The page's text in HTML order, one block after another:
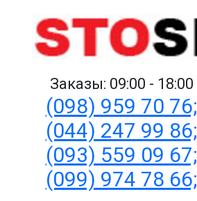
Заказы: 09:00 - 18:00
(098) 959 70 76;
(044) 247 99 86;
(093) 559 09 67;
(099) 974 78 66;